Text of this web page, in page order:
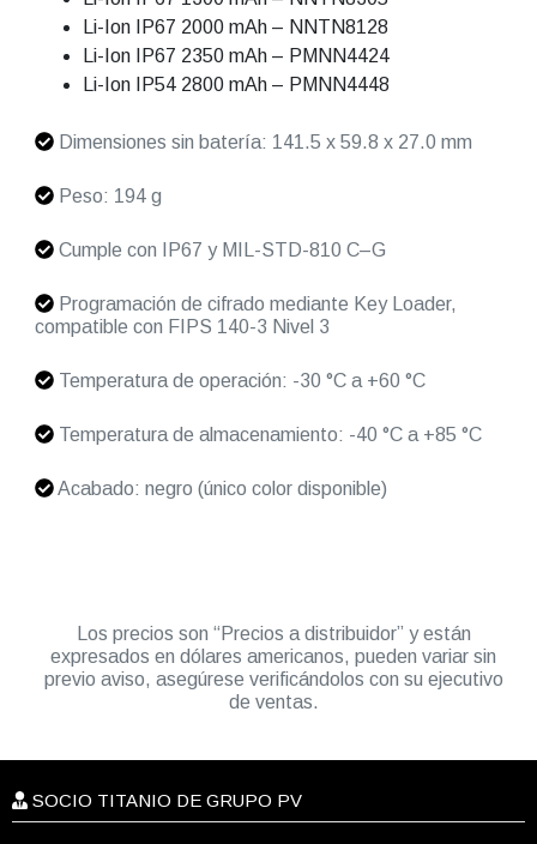
Li-Ion IP67 2000 mAh – NNTN8128
Li-Ion IP67 2350 mAh – PMNN4424
Li-Ion IP54 2800 mAh – PMNN4448
Dimensiones sin batería: 141.5 x 59.8 x 27.0 mm
Peso: 194 g
Cumple con IP67 y MIL-STD-810 C–G
Programación de cifrado mediante Key Loader,
compatible con FIPS 140-3 Nivel 3
Temperatura de operación: -30 °C a +60 °C
Temperatura de almacenamiento: -40 °C a +85 °C
Acabado: negro (único color disponible)
Los precios son “Precios a distribuidor” y están
expresados en dólares americanos, pueden variar sin
previo aviso, asegúrese verificándolos con su ejecutivo
de ventas.
SOCIO TITANIO DE GRUPO PV